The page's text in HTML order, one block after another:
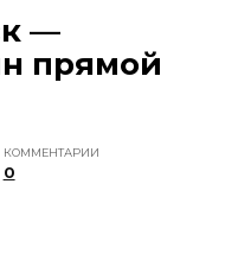
—
прямой
КОММЕНТАРИИ
0